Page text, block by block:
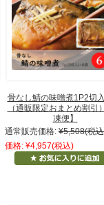
骨なし鯖の味噌煮1P2切
（通販限定おまとめ割引
凍便】
通常販売価格: ¥5,508(税
価格: ¥4,957(税込)